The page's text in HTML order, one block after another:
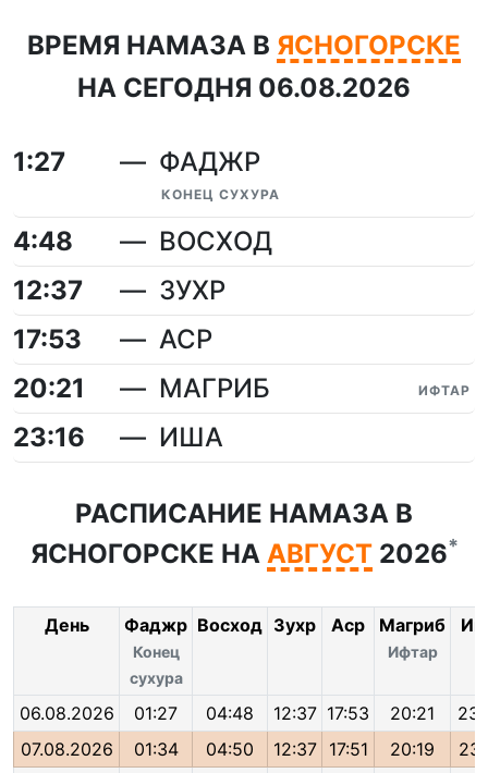
ВРЕМЯ НАМАЗА В ЯСНОГОРСКЕ
НА СЕГОДНЯ 06.08.2026
1:27 ФАДЖР
КОНЕЦ СУХУРА
4:48
ВОСХОД
12:37
ЗУХР
17:53
АСР
20:21
МАГРИБ ИФТАР
23:16 ИША
РАСПИСАНИЕ НАМАЗА В
ЯСНОГОРСКЕ НА АВГУСТ 2026*
День Фаджр
Конец
сухура
Восход Зухр Аср Магриб
Ифтар
06.08.2026 01:27 04:48 12:37 17:53 20:21
07.08.2026
01:34 04:50 12:37 17:51 20:19